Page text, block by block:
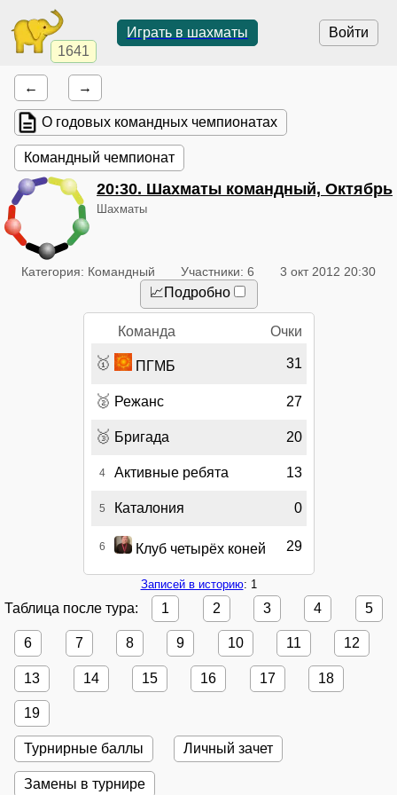
1641
Войти
Играть в шахматы
← →
О годовых командных чемпионатах
Командный чемпионат
20:30. Шахматы командный, Октябрь
Шахматы
Категория: Командный Участники: 6 3 окт 2012 20:30
📈Подробно
Команда Очки
🥇 ПГМБ 31
🥈 Режанс 27
🥉 Бригада 20
4 Активные ребята 13
5 Каталония 0
6 Клуб четырёх коней 29
Записей в историю: 1
Таблица после тура: 1 2 3 4 5
6 7 8 9 10 11 12
13 14 15 16 17 18
19
Турнирные баллы Личный зачет
Замены в турнире